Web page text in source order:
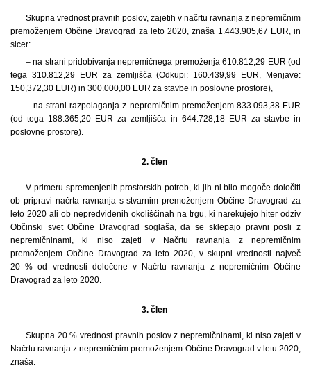
Skupna vrednost pravnih poslov, zajetih v načrtu ravnanja z nepremičnim
premoženjem Občine Dravograd za leto 2020, znaša 1.443.905,67 EUR, in
sicer:
– na strani pridobivanja nepremičnega premoženja 610.812,29 EUR (od
tega 310.812,29 EUR za zemljišča (Odkupi: 160.439,99 EUR, Menjave:
150,372,30 EUR) in 300.000,00 EUR za stavbe in poslovne prostore),
– na strani razpolaganja z nepremičnim premoženjem 833.093,38 EUR
(od tega 188.365,20 EUR za zemljišča in 644.728,18 EUR za stavbe in
poslovne prostore).
2. člen
V primeru spremenjenih prostorskih potreb, ki jih ni bilo mogoče določiti
ob pripravi načrta ravnanja s stvarnim premoženjem Občine Dravograd za
leto 2020 ali ob nepredvidenih okoliščinah na trgu, ki narekujejo hiter odziv
Občinski svet Občine Dravograd soglaša, da se sklepajo pravni posli z
nepremičninami, ki niso zajeti v Načrtu ravnanja z nepremičnim
premoženjem Občine Dravograd za leto 2020, v skupni vrednosti največ
20 % od vrednosti določene v Načrtu ravnanja z nepremičnim Občine
Dravograd za leto 2020.
3. člen
Skupna 20 % vrednost pravnih poslov z nepremičninami, ki niso zajeti v
Načrtu ravnanja z nepremičnim premoženjem Občine Dravograd v letu 2020,
znaša: